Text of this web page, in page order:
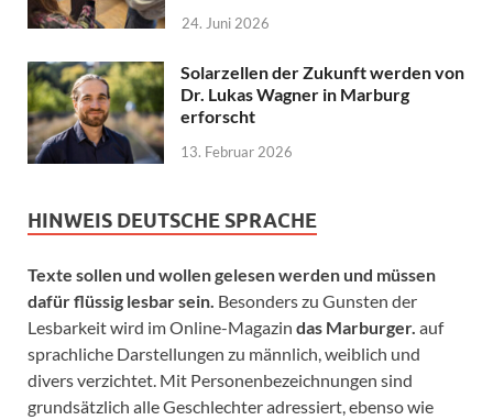
24. Juni 2026
Solarzellen der Zukunft werden von
Dr. Lukas Wagner in Marburg
erforscht
13. Februar 2026
HINWEIS DEUTSCHE SPRACHE
Texte sollen und wollen gelesen werden und müssen
dafür flüssig lesbar sein. Besonders zu Gunsten der
Lesbarkeit wird im Online-Magazin das Marburger. auf
sprachliche Darstellungen zu männlich, weiblich und
divers verzichtet. Mit Personenbezeichnungen sind
grundsätzlich alle Geschlechter adressiert, ebenso wie